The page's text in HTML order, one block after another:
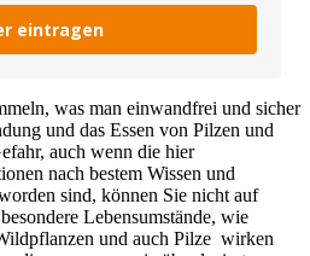
eintragen
was man einwandfrei und sicher
und das Essen von Pilzen und
auch wenn die hier
nach bestem Wissen und
sind, können Sie nicht auf
Lebensumstände, wie
und auch Pilze wirken